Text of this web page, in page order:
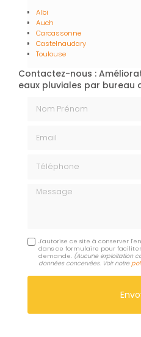
Albi
Auch
Carcassonne
Castelnaudary
Toulouse
Contactez-nous :
eaux pluviales par bureau
Message
J'autorise ce site à conserver
dans ce formulaire pour
demande. (Aucune exploitation
données concervées. Voir notre